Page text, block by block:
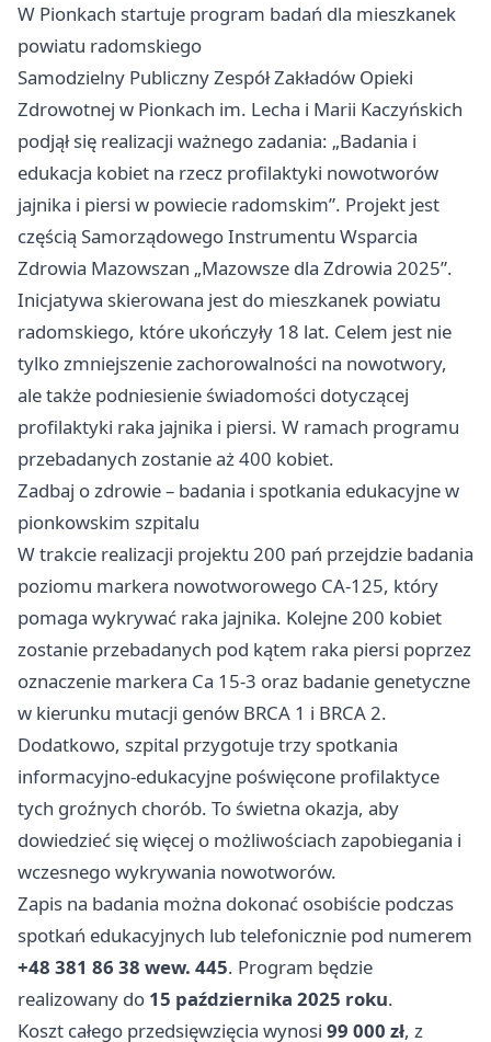
W Pionkach startuje program badań dla mieszkanek
powiatu radomskiego
Samodzielny Publiczny Zespół Zakładów Opieki
Zdrowotnej w Pionkach im. Lecha i Marii Kaczyńskich
podjął się realizacji ważnego zadania: „Badania i
edukacja kobiet na rzecz profilaktyki nowotworów
jajnika i piersi w powiecie radomskim”. Projekt jest
częścią Samorządowego Instrumentu Wsparcia
Zdrowia Mazowszan „Mazowsze dla Zdrowia 2025”.
Inicjatywa skierowana jest do mieszkanek powiatu
radomskiego, które ukończyły 18 lat. Celem jest nie
tylko zmniejszenie zachorowalności na nowotwory,
ale także podniesienie świadomości dotyczącej
profilaktyki raka jajnika i piersi. W ramach programu
przebadanych zostanie aż 400 kobiet.
Zadbaj o zdrowie – badania i spotkania edukacyjne w
pionkowskim szpitalu
W trakcie realizacji projektu 200 pań przejdzie badania
poziomu markera nowotworowego CA-125, który
pomaga wykrywać raka jajnika. Kolejne 200 kobiet
zostanie przebadanych pod kątem raka piersi poprzez
oznaczenie markera Ca 15-3 oraz badanie genetyczne
w kierunku mutacji genów BRCA 1 i BRCA 2.
Dodatkowo, szpital przygotuje trzy spotkania
informacyjno-edukacyjne poświęcone profilaktyce
tych groźnych chorób. To świetna okazja, aby
dowiedzieć się więcej o możliwościach zapobiegania i
wczesnego wykrywania nowotworów.
Zapis na badania można dokonać osobiście podczas
spotkań edukacyjnych lub telefonicznie pod numerem
+48 381 86 38 wew. 445. Program będzie
realizowany do 15 października 2025 roku.
Koszt całego przedsięwzięcia wynosi 99 000 zł, z